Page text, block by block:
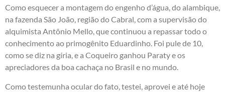
Como esquecer a montagem do engenho d’água, do alambique,
na fazenda São João, região do Cabral, com a supervisão do
alquimista Antônio Mello, que continuou a repassar todo o
conhecimento ao primogênito Eduardinho. Foi pule de 10,
como se diz na gíria, e a Coqueiro ganhou Paraty e os
apreciadores da boa cachaça no Brasil e no mundo.
Como testemunha ocular do fato, testei, aprovei e até hoje